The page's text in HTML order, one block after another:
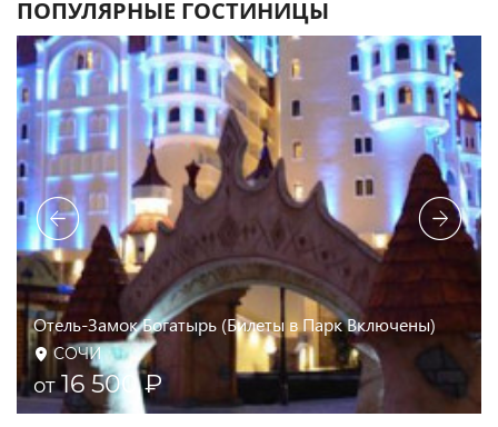
ПОПУЛЯРНЫЕ ГОСТИНИЦЫ
Рэдиссон Блю Резорт Сочи - Radisson Blu Resort &
Congress Centre
СОЧИ
от15 233 ₽